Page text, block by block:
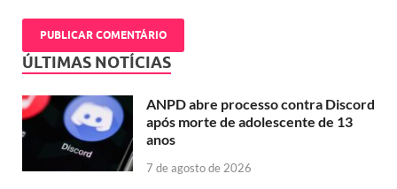
ÚLTIMAS NOTÍCIAS
ANPD abre processo contra Discord
após morte de adolescente de 13
anos
7 de agosto de 2026